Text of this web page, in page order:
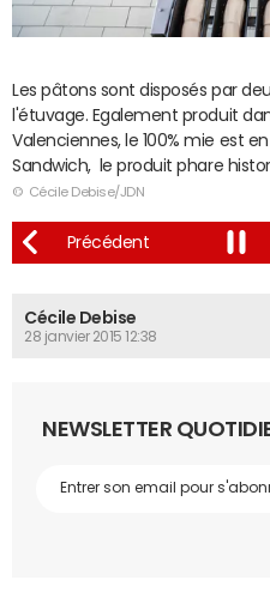
Les pâtons sont disposés par
l'étuvage. Egalement produit
Valenciennes, le 100% mie est
Sandwich, le produit phare
© Cécile Debise/JDN
Cécile Debise
28 janvier 2015 12:38
NEWSLETTER